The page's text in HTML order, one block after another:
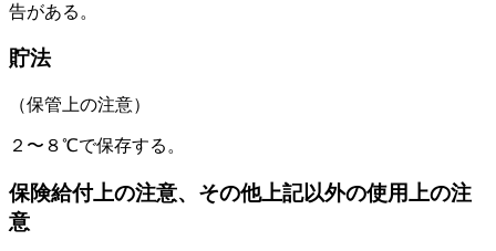
告がある。
貯法
（保管上の注意）
２〜８℃で保存する。
保険給付上の注意、その他上記以外の使用上の注
意